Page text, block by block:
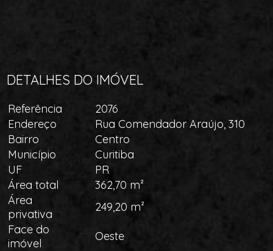
DETALHES DO IMÓVEL
Referência
2076
Endereço
Rua Comendador Araújo, 310
Bairro
Centro
Município
Curitiba
UF
PR
Área total
362,70 m²
Área
privativa
249,20 m²
Face do
imóvel
Oeste